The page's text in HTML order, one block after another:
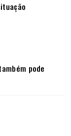
pode